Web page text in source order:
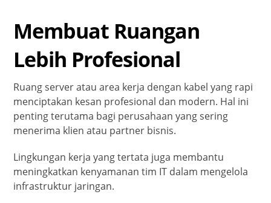
Membuat Ruangan
Lebih Profesional
Ruang server atau area kerja dengan kabel yang rapi
menciptakan kesan profesional dan modern. Hal ini
penting terutama bagi perusahaan yang sering
menerima klien atau partner bisnis.
Lingkungan kerja yang tertata juga membantu
meningkatkan kenyamanan tim IT dalam mengelola
infrastruktur jaringan.